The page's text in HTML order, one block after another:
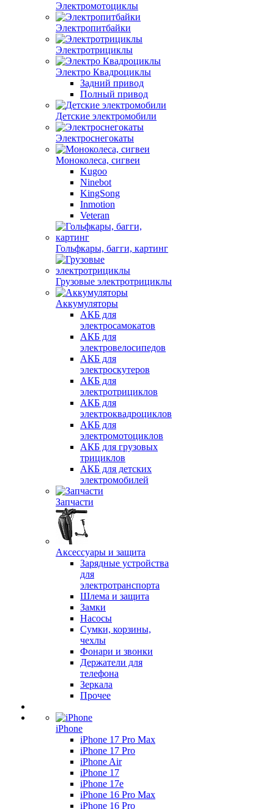
Электромотоциклы
Электропитбайки
Электротрициклы
Электро Квадроциклы
Задний привод
Полный привод
Детские электромобили
Электроснегокаты
Моноколеса, сигвеи
Kugoo
Ninebot
KingSong
Inmotion
Veteran
Гольфкары, багги, картинг
Грузовые электротрициклы
Аккумуляторы
АКБ для
электросамокатов
АКБ для
электровелосипедов
АКБ для
электроскутеров
АКБ для
электротрициклов
АКБ для
электроквадроциклов
АКБ для
электромотоциклов
АКБ для грузовых
трициклов
АКБ для детских
электромобилей
Запчасти
Аксессуары и защита
Зарядные устройства
для
электротранспорта
Шлема и защита
Замки
Насосы
Сумки, корзины,
чехлы
Фонари и звонки
Держатели для
телефона
Зеркала
Прочее
iPhone
iPhone 17 Pro Max
iPhone 17 Pro
iPhone Air
iPhone 17
iPhone 17e
iPhone 16 Pro Max
iPhone 16 Pro